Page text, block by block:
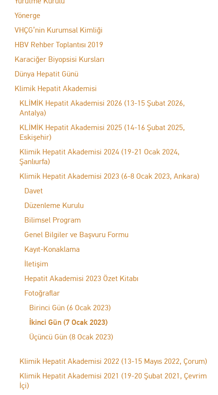
Yönerge
VHÇG’nin Kurumsal Kimliği
HBV Rehber Toplantısı 2019
Karaciğer Biyopsisi Kursları
Dünya Hepatit Günü
Klimik Hepatit Akademisi
KLİMİK Hepatit Akademisi 2026 (13-15 Şubat 2026,
Antalya)
KLİMİK Hepatit Akademisi 2025 (14-16 Şubat 2025,
Eskişehir)
Klimik Hepatit Akademisi 2024 (19-21 Ocak 2024,
Şanlıurfa)
Klimik Hepatit Akademisi 2023 (6-8 Ocak 2023, Ankara)
Davet
Düzenleme Kurulu
Bilimsel Program
Genel Bilgiler ve Başvuru Formu
Kayıt-Konaklama
İletişim
Hepatit Akademisi 2023 Özet Kitabı
Fotoğraflar
Birinci Gün (6 Ocak 2023)
İkinci Gün (7 Ocak 2023)
Üçüncü Gün (8 Ocak 2023)
Klimik Hepatit Akademisi 2022 (13-15 Mayıs 2022, Çorum)
Klimik Hepatit Akademisi 2021 (19-20 Şubat 2021, Çevrim
İçi)